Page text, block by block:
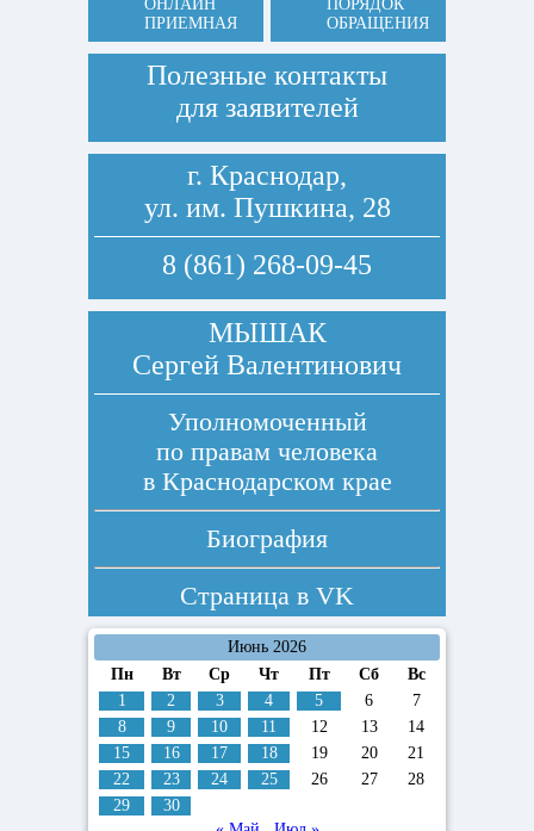
ОНЛАЙН
ПРИЕМНАЯ
ПОРЯДОК
ОБРАЩЕНИЯ
Полезные контакты
для заявителей
г. Краснодар,
ул. им. Пушкина, 28
8 (861) 268-09-45
МЫШАК
Сергей Валентинович
Уполномоченный
по правам человека
в Краснодарском крае
Биография
Страница в VK
Июнь 2026
Пн
Вт Ср Чт Пт Сб
Вс
1
2 3 4 5 6
7
8
9 10 11 12 13
14
15
16 17 18 19 20
21
22
23 24 25 26 27
28
29
30